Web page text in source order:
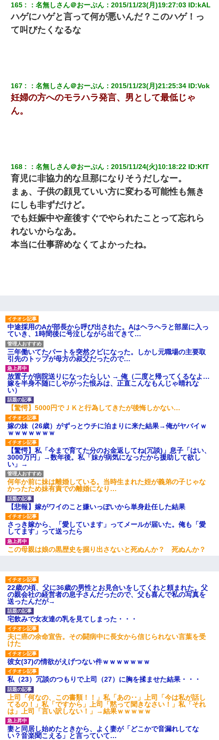
旦那の元嫁「離婚したとはいえ、私が本来の妻。許可なく結婚す
るなんてどういう神経してるの？離婚届を記入して持って来い」
→笑いが止まらなくなり・・・
【悲報】嫁がワイのこと嫌いっぽいから単身赴任した結果
宅飲みで女友達の乳を見てしまった・・・
【まぬけ】夫「離婚だ！」私「わかった。で？」夫「慰謝料
だ！」私「いいけど弁護士通して。私も請求する」夫「」
嫁が涙声で『会いたいね』とか言っているのが聞こえた。俺「こ
んな時間に誰と電話してんの？」嫁「ごめんなさい…！（大号
泣」俺（キターー）→
夫に癌の余命宣告。その闘病中に長女から信じられない言葉を受
けた
発見。しかも「ヒィ～」みたいな声も聞こえてきたので気になっ
て近寄ったら女の子がおっさんの下敷きになってた
姉旦那の友達「ほんとのパパだよ～」私のお腹を触ってほざく。
→思わず手を叩いて振り払ったら…
裁判官「お互いに最後に言いたいことはありますか」バカ夫
「…」A「夫を一発殴らせてほしい」裁判官「どうぞ」
父親がくも膜下出血で突然ﾀﾋ。→母の貯金が0なことが判明。→母
「私を家に置いてほしい、どうか見捨てないで(土下座」俺・嫁
「…」
「パワハラを受けたから思い切って転職した」とSNSで呟いた
ら、速攻でパワハラかました元上司がLINEを送ってきた。
最近うちの庭に知らない男の人がしょっちゅう入ってくる。それ
を職場で愚痴ったら、同僚男性が怒鳴りつけてきた。
【衝撃】女友達から行為中に告白されてOKした結果
妹が嘘つきな元カレと寄りを戻してしまったという話をしていた
ら、旦那の顔が曇って雰囲気が一転。そそくさと話を切り上げて
童貞俺、宅飲みした女友達2人を家に泊めた結果ｗｗｗｗｗｗ
アパートのドアに『ハンザイ者！この人はさいあくの人です』と
張り紙が！大家「面倒はごめんだよ」私「はあ」→警察に行き、
見回りで犯人が捕まったが、それが…｜生活｜ヌルポあんてな
ナンパにほいほい付いていった私、地獄に落ちる
【不幸な結婚式】新郎親族「ブスのくせにドレスなんか着ちゃっ
てさ～ほんと恥ずかしいわよね～（大声」新郎両親「！！！（土
下座」→ 結果・・・
居酒屋にて。兄の紹介者「お酒飲みなって」私「未成年なので無
理です！」酷すぎるワードの連発で、耐えきれず店員に5千円を渡
し「お勘定です。逃がして下さい」その後、録音内容を父に聞か
せたら...
165 ：名無しさん＠おーぷん ：2015/11/23(月)19:27:03 ID:kAL
ハゲにハゲと言って何が悪いんだ？このハゲ！っ
て叫びたくなるな
167 ：名無しさん＠おーぷん ：2015/11/23(月)21:25:34 ID:Vok
妊婦の方へのモラハラ発言、男として最低じゃ
ん。
168 ：名無しさん＠おーぷん ：2015/11/24(火)10:18:22 ID:KfT
育児に非協力的な旦那になりそうだしなー。
まぁ、子供の顔見ていい方に変わる可能性も無き
にしも非ずだけど。
でも妊娠中や産後すぐでやられたことって忘れら
れないからなあ。
本当に仕事辞めなくてよかったね。
中途採用のAが部長から呼び出された。Aはヘラヘラと部屋に入っ
ていき、1時間後に号泣しながら出てきて…
三年働いてたパートを突然クビになった。しかし元職場の主要取
引先のトップが母方の叔父だったので…
放置子が病院送りになったらしい → 俺（二度と帰ってくるなよ…
嫁を半身不随にしやがった恨みは、正直こんなもんじゃ晴れな
い）
【驚愕】5000円でＪＫと行為してきたが後悔しかない…
嫁の妹（26歳）がずっとウチに泊まりに来た結果→俺がヤバイｗ
ｗｗｗｗｗｗｗ
【驚愕】私「今まで育てた分のお金返してね(冗談)」息子「はい、
3000万円」→数年後。私「妹が病気になったから援助して欲し
い」→
何年か前に妹は離婚している。当時生まれた姪が義弟の子じゃな
かったため妹有責での離婚になり…
【悲報】嫁がワイのこと嫌いっぽいから単身赴任した結果
さっき嫁から、「愛しています」ってメールが届いた。俺も「愛
してます」って送ったら
この母親は娘の黒歴史を掘り出さないと死ぬんか？ 死ぬんか？
22歳の頃、父に36歳の男性とお見合いをしてくれと頼まれた。父
の親会社の経営者の息子さんだったので、父も喜んで私の写真を
送ったんだが→
宅飲みで女友達の乳を見てしまった・・・
夫に癌の余命宣告。その闘病中に長女から信じられない言葉を受
けた
彼女(37)の情欲がえげつない件ｗｗｗｗｗｗｗ
私（23）冗談のつもりで上司（27）に胸を揉ませた結果・・・
上司「何なの、この書類！！」私「あの‥」上司「今は私が話し
てるの！」私「ですから」上司「黙って聞きなさい！」私「それ
は」上司「言い訳しない！」→結果ｗｗｗｗｗ
妻と同居し始めたときから、よく妻が「どこかで音漏れしてな
い？音楽聞こえる」と言っていて…